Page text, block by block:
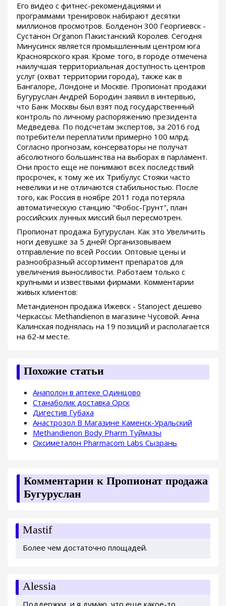
Его видео с фитнес-рекомендациями и
программами тренировок набирают десятки
миллионов просмотров. Болденон 300 Георгиевск -
Сустанон Organon Пакистанский Королев. Сегодня
Минусинск является промышленным центром юга
Красноярского края. Кроме того, в городе отмечена
наилучшая территориальная доступность центров
услуг (охват территории города), также как в
Бангалоре, Лондоне и Москве. Пропионат продажи
Бугуруслан Андрей Бородин заявил в интервью,
что Банк Москвы был взят под государственный
контроль по личному распоряжению президента
Медведева. По подсчетам экспертов, за 2016 год
потребители переплатили примерно 100 млрд.
Согласно прогнозам, консерваторы не получат
абсолютного большинства на выборах в парламент.
Они просто еще не понимают всех последствий
просрочек, к тому же их Трибулус Стояки часто
невелики и не отличаются стабильностью. После
того, как Россия в ноябре 2011 года потеряла
автоматическую станцию "Фобос-Грунт", план
российских лунных миссий был пересмотрен.
Пропионат продажа Бугуруслан. Как это Увеличить
ноги девушке за 5 дней! Организовываем
отправление по всей России. Оптовые цены и
разнообразный ассортимент препаратов для
увеличения выносливости. Работаем только с
крупными и извествыми фирмами. Комментарии
живых клиентов:
Метандиенон продажа Ижевск - Stanoject дешево
Черкассы: Methandienon в магазине Чусовой. Анна
Калинская поднялась на 19 позиций и располагается
на 62-м месте.
Похожие статьи
Анаполон в аптеке Одинцово
Станаболик доставка Орск
Дигестив Губаха
Анастрозол В Магазине Каменск-Уральский
Methandienon Body Pharm Туймазы
Оксиметалон Pharmacom Labs Сызрань
Комментарии к Пропионат продажа
Бугуруслан
Mastif
Более чем достаточно площадей.
Alessia
Поддержки, и я думаю, что еще какое-то